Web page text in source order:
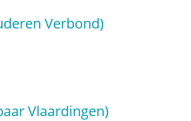
Verbond)
Vlaardingen)